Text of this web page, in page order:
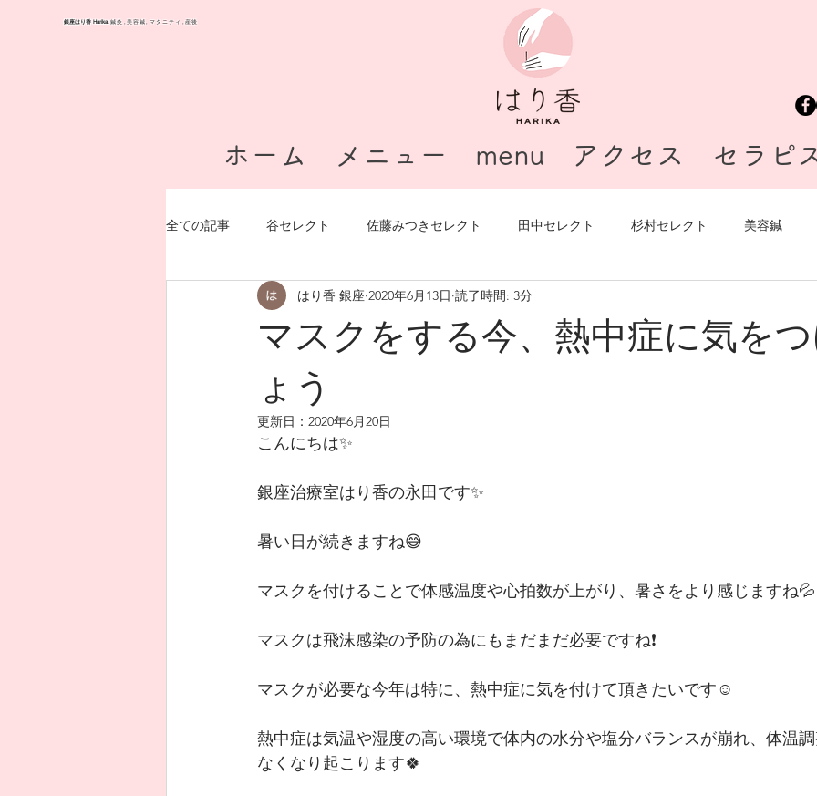
銀座はり香 Harika ​ 鍼灸,美容鍼,マタニティ,産後
ホーム メニュー menu アクセス セラピ
全ての記事 谷セレクト 佐藤みつきセレクト 田中セレクト 杉村セレクト 美容鍼
メニュー（施術内容） 症状 無題のカテゴリー
マスクをする今、熱中症に気を
ょう
はり香 銀座 2020年6月13日 読了時間: 3分
更新日： 2020年6月20日
こんにちは✨
銀座治療室はり香の永田です️✨
暑い日が続きますね😅
マスクを付けることで体感温度や心拍数が上がり、暑さをより感じますね💦
マスクは飛沫感染の予防の為にもまだまだ必要ですね❗️
マスクが必要な今年は特に、熱中症に気を付けて頂きたいです☺️
熱中症は気温や湿度の高い環境で体内の水分や塩分バランスが崩れ、体温
なくなり起こります🍀